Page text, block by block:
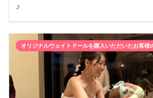
♪
オリジナルウェイトドールを購入いただいたお客様